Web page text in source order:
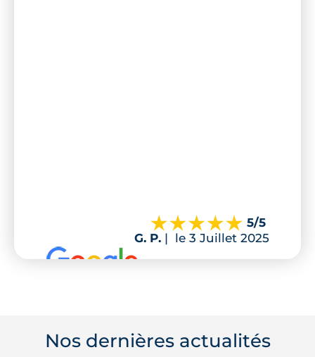
5/5
G. P. | le 3 Juillet 2025
Nos dernières actualités